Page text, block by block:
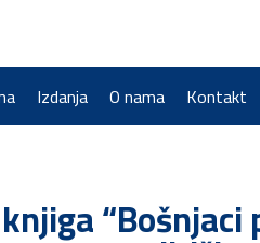
Izdanja O nama Kontakt